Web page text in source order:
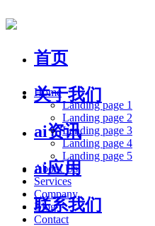
首页
关于我们
ai资讯
ai应用
联系我们
Home
Landing page 1
Landing page 2
Landing page 3
Landing page 4
Landing page 5
About Us
Services
Company
Blog
Contact